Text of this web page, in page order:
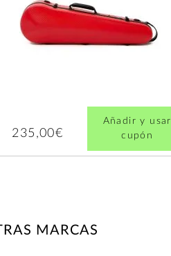
235,00€
Añadir y usar
cupón
MARCAS